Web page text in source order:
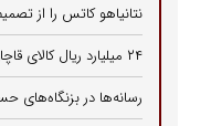
نتانیاهو کاتس را از
۲۴ میلیارد ریال کالای قاچاق در هرمزگان کشف شد
رسانه‌ها در بزنگاه‌های